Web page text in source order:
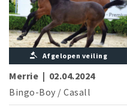
Afgelopen veiling
Merrie | 02.04.2024
Bingo-Boy / Casall